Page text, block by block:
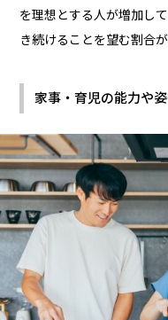
を理想とする人が増加し
き続けることを望む割合
家事・育児の能力や